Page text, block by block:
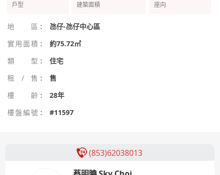
戶型 建築面積 座向
地區 :
氹仔-氹仔中心區
實用面積 :
約75.72㎡
類型 :
住宅
租/售 :
售
樓齡 :
28年
樓盤編號 : #11597
(853)62038013